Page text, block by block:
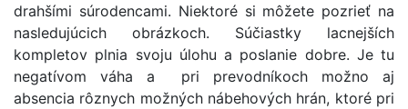
drahšími súrodencami. Niektoré si môžete pozrieť na
nasledujúcich obrázkoch. Súčiastky lacnejších
kompletov plnia svoju úlohu a poslanie dobre. Je tu
negatívom váha a pri prevodníkoch možno aj
absencia rôznych možných nábehových hrán, ktoré pri